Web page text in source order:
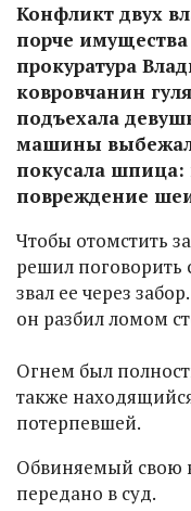
Конфликт двух
порче
прокуратура
ковровчанин
подъехала
машины
покусала шпица:
повреждение
Чтобы отомстить
решил поговорить
звал ее через
он разбил ломом
Огнем был
также
потерпевшей.
Обвиняемый свою
передано в суд.